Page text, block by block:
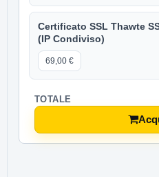
69,00 €
Certificato SSL Thawte
(IP Condiviso)
TOTALE